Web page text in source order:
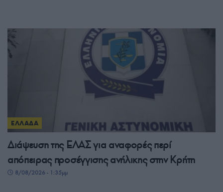
ΕΛΛΑΔΑ
Διάψευση της ΕΛΑΣ για αναφορές περί
απόπειρας προσέγγισης ανήλικης στην Κρήτη
8/08/2026 - 1:35μμ